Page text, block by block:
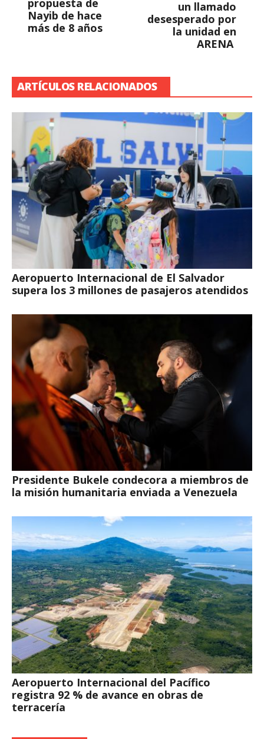
propuesta de
Nayib de hace
más de 8 años
un llamado
desesperado por
la unidad en
ARENA
ARTÍCULOS RELACIONADOS
Aeropuerto Internacional de El Salvador
supera los 3 millones de pasajeros atendidos
Presidente Bukele condecora a miembros de
la misión humanitaria enviada a Venezuela
Aeropuerto Internacional del Pacífico
registra 92 % de avance en obras de
terracería